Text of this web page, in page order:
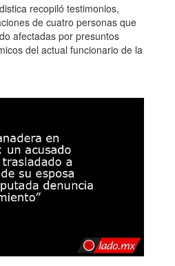
recopiló testimonios,
de cuatro personas que
afectadas por presuntos
del actual funcionario de la